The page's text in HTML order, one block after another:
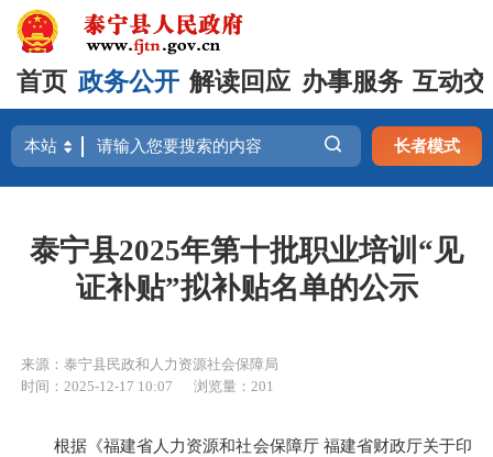
首页 政务公开 解读回应 办事服务 互动
长者模式
泰宁县2025年第十批职业培训“见
证补贴”拟补贴名单的公示
来源：泰宁县民政和人力资源社会保障局
时间：2025-12-17 10:07
浏览量：201
根据《福建省人力资源和社会保障厅 福建省财政厅关于印